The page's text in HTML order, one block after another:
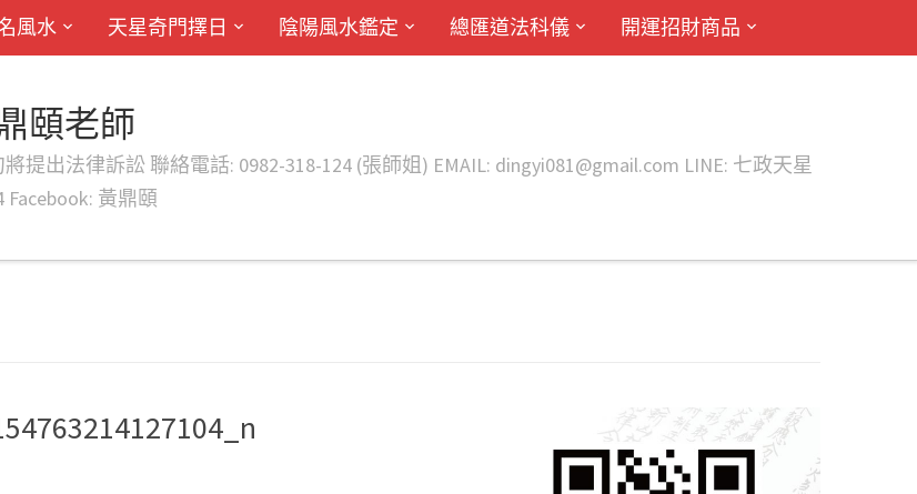
風水 天星奇門擇日 陰陽風水鑑定 總匯道法科儀 開運招財商品
頤老師
出法律訴訟 聯絡電話: 0982-318-124 (張師姐) EMAIL: dingyi081@gmail.com LINE: 七政天星
黃鼎頤